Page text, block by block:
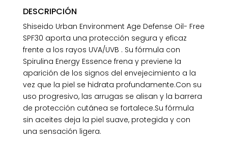
DESCRIPCIÓN
Shiseido Urban Environment Age Defense Oil- Free
SPF30 aporta una protección segura y eficaz
frente a los rayos UVA/UVB . Su fórmula con
Spirulina Energy Essence frena y previene la
aparición de los signos del envejecimiento a la
vez que la piel se hidrata profundamente.Con su
uso progresivo, las arrugas se alisan y la barrera
de protección cutánea se fortalece.Su fórmula
sin aceites deja la piel suave, protegida y con
una sensación ligera.